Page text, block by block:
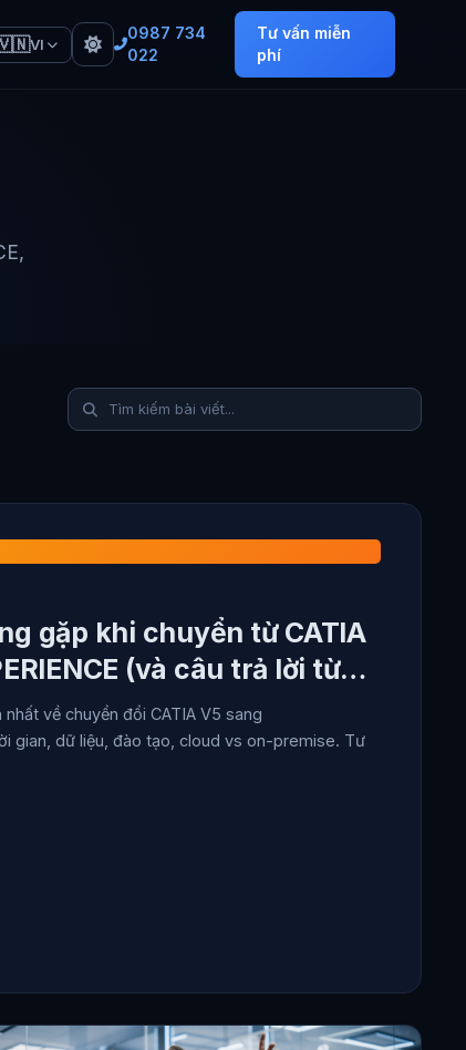
VI
0987 734
022
Tư vấn miễn
phí
gặp khi chuyển từ CATIA
(và câu trả lời từ
về chuyển đổi CATIA V5 sang
gian, dữ liệu, đào tạo, cloud vs on-premise. Tư